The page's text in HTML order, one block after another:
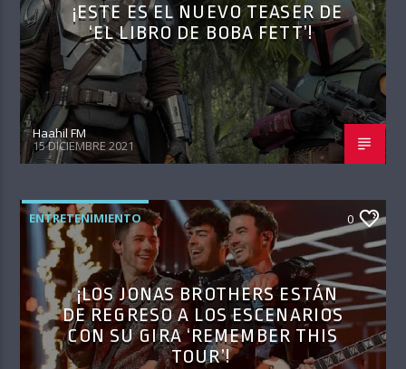
¡ESTE ES EL NUEVO TEASER DE
‘EL LIBRO DE BOBA FETT’!
Haahil FM
15 DICIEMBRE 2021
ENTRETENIMIENTO 0
¡LOS JONAS BROTHERS ESTÁN
DE REGRESO A LOS ESCENARIOS
CON SU GIRA ‘REMEMBER THIS
TOUR’!